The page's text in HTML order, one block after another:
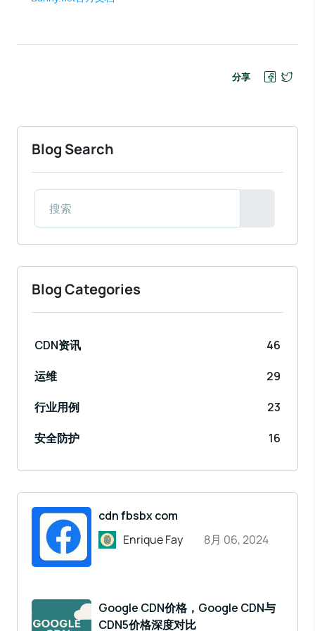
分享
Blog Search
Blog Categories
CDN资讯
46
运维
29
行业用例
23
安全防护
16
cdn fbsbx com
Enrique Fay
8月 06, 2024
Google CDN价格，Google CDN与
CDN5价格深度对比